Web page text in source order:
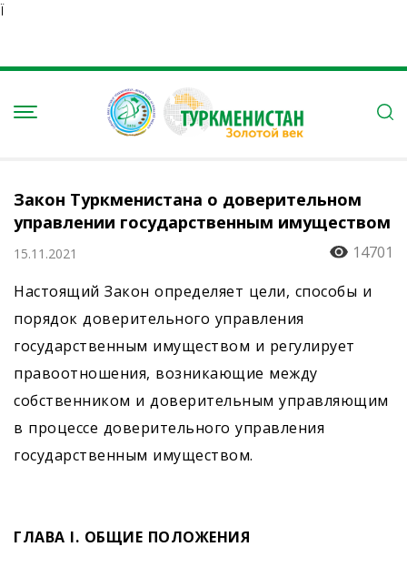
Ï
Закон Туркменистана о доверительном
управлении государственным имуществом
15.11.2021
14701
Настоящий Закон определяет цели, способы и
порядок доверительного управления
государственным имуществом и регулирует
правоотношения, возникающие между
собственником и доверительным управляющим
в процессе доверительного управления
государственным имуществом.
ГЛАВА I. ОБЩИЕ ПОЛОЖЕНИЯ